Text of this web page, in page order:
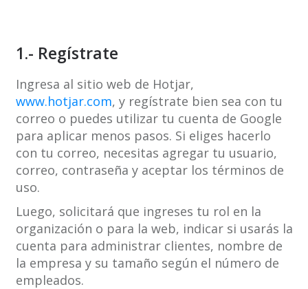
1.- Regístrate
Ingresa al sitio web de Hotjar,
www.hotjar.com, y regístrate bien sea con tu
correo o puedes utilizar tu cuenta de Google
para aplicar menos pasos. Si eliges hacerlo
con tu correo, necesitas agregar tu usuario,
correo, contraseña y aceptar los términos de
uso.
Luego, solicitará que ingreses tu rol en la
organización o para la web, indicar si usarás la
cuenta para administrar clientes, nombre de
la empresa y su tamaño según el número de
empleados.